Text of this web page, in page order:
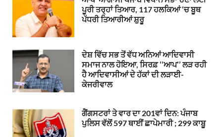
ਪੂਰੀ ਤਰ੍ਹਾਂ ਤਿਆਰ, 117 ਹਲਕਿਆਂ ‘ਚ ਬੂਥ
ਪੱਧਰੀ ਤਿਆਰੀਆਂ ਸ਼ੁਰੂ
ਦੇਸ਼ ਵਿੱਚ ਸਭ ਤੋਂ ਵੱਧ ਅਨਿਆਂ ਆਦਿਵਾਸੀ
ਸਮਾਜ ਨਾਲ ਹੋਇਆ, ਸਿਰਫ਼ ‘‘ਆਪ’’ ਲੜ ਰਹੀ
ਹੈ ਆਦਿਵਾਸੀਆਂ ਦੇ ਹੱਕਾਂ ਦੀ ਲੜਾਈ-
ਕੇਜਰੀਵਾਲ
ਗੈਂਗਸਟਰਾਂ ਤੇ ਵਾਰ ਦਾ 201ਵਾਂ ਦਿਨ: ਪੰਜਾਬ
ਪੁਲਿਸ ਵੱਲੋਂ 597 ਥਾਈਂ ਛਾਪੇਮਾਰੀ ; 299 ਕਾਬੂ